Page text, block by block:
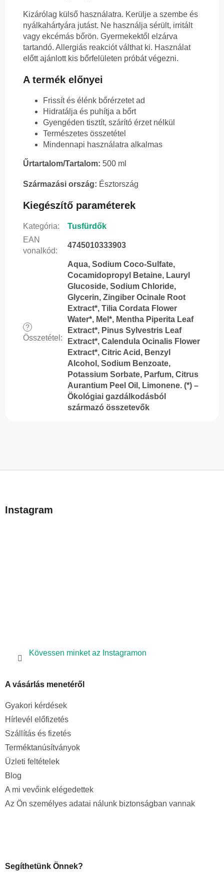
Kizárólag külső használatra. Kerülje a szembe és
nyálkahártyára jutást. Ne használja sérült, irritált
vagy ekcémás bőrön. Gyermekektől elzárva
tartandó. Allergiás reakciót válthat ki. Használat
előtt ajánlott kis bőrfelületen próbát végezni.
A termék előnyei
Frissít és élénk bőrérzetet ad
Hidratálja és puhítja a bőrt
Gyengéden tisztít, szárító érzet nélkül
Természetes összetétel
Mindennapi használatra alkalmas
Űrtartalom/Tartalom: 500 ml
Származási ország: Észtország
Kiegészítő paraméterek
Kategória:
Tusfürdők
EAN
vonalkód:
4745010333903
?
Összetétel :
Aqua, Sodium Coco-Sulfate,
Cocamidopropyl Betaine, Lauryl
Glucoside, Sodium Chloride,
Glycerin, Zingiber Ocinale Root
Extract*, Tilia Cordata Flower
Water*, Mel*, Mentha Piperita Leaf
Extract*, Pinus Sylvestris Leaf
Extract*, Calendula Ocinalis Flower
Extract*, Citric Acid, Benzyl
Alcohol, Sodium Benzoate,
Potassium Sorbate, Parfum, Citrus
Aurantium Peel Oil, Limonene. (*) –
Ökológiai gazdálkodásból
származó összetevők
bInstagram
Kövessen minket az Instagramon
A vásárlás menetéről
Gyakori kérdések
Hírlevél előfizetés
Szállítás és fizetés
Terméktanúsítványok
Üzleti feltételek
Blog
A mi vevőink elégedettek
Az Ön személyes adatai nálunk biztonságban vannak
Segíthetünk Önnek?